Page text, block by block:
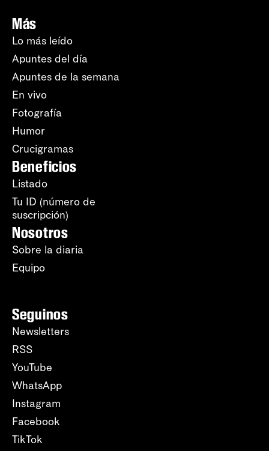
Más
Lo más leído
Apuntes del día
Apuntes de la semana
En vivo
Fotografía
Humor
Crucigramas
Beneficios
Listado
Tu ID (número de
suscripción)
Nosotros
Sobre la diaria
Equipo
Seguinos
Newsletters
RSS
YouTube
WhatsApp
Instagram
Facebook
TikTok